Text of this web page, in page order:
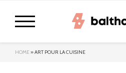
HOME »ART POUR LA CUISINE